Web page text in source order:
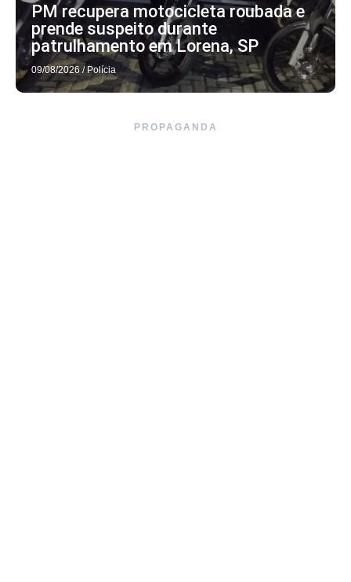
PM recupera motocicleta roubada e
prende suspeito durante
patrulhamento em Lorena, SP
09/08/2026 / Polícia
PROPAGANDA